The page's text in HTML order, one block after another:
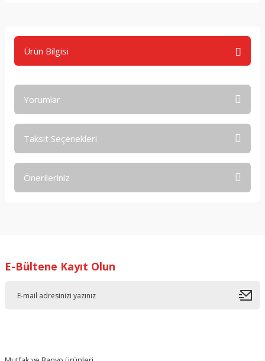
Ürün Bilgisi
Yorumlar
Taksit Seçenekleri
Önerileriniz
Ürün resmi kalitesiz, bozuk veya görüntülenemiyor.
E-Bültene Kayıt Olun